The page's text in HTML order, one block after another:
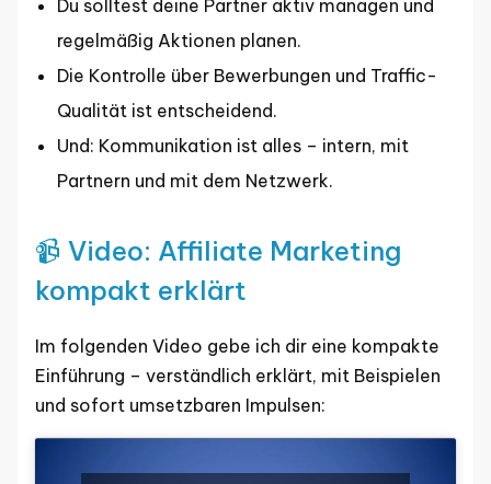
Du solltest deine Partner aktiv managen und
regelmäßig Aktionen planen.
Die Kontrolle über Bewerbungen und Traffic-
Qualität ist entscheidend.
Und: Kommunikation ist alles – intern, mit
Partnern und mit dem Netzwerk.
📹 Video: Affiliate Marketing
kompakt erklärt
Im folgenden Video gebe ich dir eine kompakte
Einführung – verständlich erklärt, mit Beispielen
und sofort umsetzbaren Impulsen: